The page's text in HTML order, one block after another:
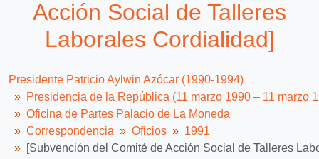
1536 más...
Acción Social de Talleres
Laborales Cordialidad]
Presidente Patricio Aylwin Azócar (1990-1994)
Presidencia de la República (11 marzo 1990 – 11 marzo
Oficina de Partes Palacio de La Moneda
Correspondencia
Oficios
1991
[Subvención del Comité de Acción Social de Talleres